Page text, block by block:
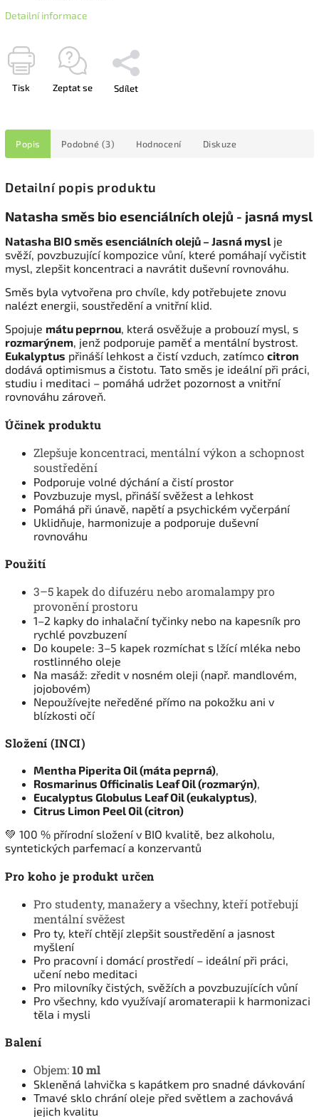
Detailní informace
Tisk Zeptat se Sdílet
Popis Podobné (3) Hodnocení Diskuze
Detailní popis produktu
Natasha směs bio esenciálních olejů - jasná mysl
Natasha BIO směs esenciálních olejů – Jasná mysl je
svěží, povzbuzující kompozice vůní, které pomáhají vyčistit
mysl, zlepšit koncentraci a navrátit duševní rovnováhu.
Směs byla vytvořena pro chvíle, kdy potřebujete znovu
nalézt energii, soustředění a vnitřní klid.
Spojuje mátu peprnou, která osvěžuje a probouzí mysl, s
rozmarýnem, jenž podporuje paměť a mentální bystrost.
Eukalyptus přináší lehkost a čistí vzduch, zatímco citron
dodává optimismus a čistotu. Tato směs je ideální při práci,
studiu i meditaci – pomáhá udržet pozornost a vnitřní
rovnováhu zároveň.
Účinek produktu
Zlepšuje koncentraci, mentální výkon a schopnost
soustředění
Podporuje volné dýchání a čistí prostor
Povzbuzuje mysl, přináší svěžest a lehkost
Pomáhá při únavě, napětí a psychickém vyčerpání
Uklidňuje, harmonizuje a podporuje duševní
rovnováhu
Použití
3–5 kapek do difuzéru nebo aromalampy pro
provonění prostoru
1–2 kapky do inhalační tyčinky nebo na kapesník pro
rychlé povzbuzení
Do koupele: 3–5 kapek rozmíchat s lžící mléka nebo
rostlinného oleje
Na masáž: zředit v nosném oleji (např. mandlovém,
jojobovém)
Nepoužívejte neředěné přímo na pokožku ani v
blízkosti očí
Složení (INCI)
Mentha Piperita Oil (máta peprná),
Rosmarinus Officinalis Leaf Oil (rozmarýn),
Eucalyptus Globulus Leaf Oil (eukalyptus),
Citrus Limon Peel Oil (citron)
💚 100 % přírodní složení v BIO kvalitě, bez alkoholu,
syntetických parfemací a konzervantů
Pro koho je produkt určen
Pro studenty, manažery a všechny, kteří potřebují
mentální svěžest
Pro ty, kteří chtějí zlepšit soustředění a jasnost
myšlení
Pro pracovní i domácí prostředí – ideální při práci,
učení nebo meditaci
Pro milovníky čistých, svěžích a povzbuzujících vůní
Pro všechny, kdo využívají aromaterapii k harmonizaci
těla i mysli
Balení
Objem:10 ml
Skleněná lahvička s kapátkem pro snadné dávkování
Tmavé sklo chrání oleje před světlem a zachovává
jejich kvalitu